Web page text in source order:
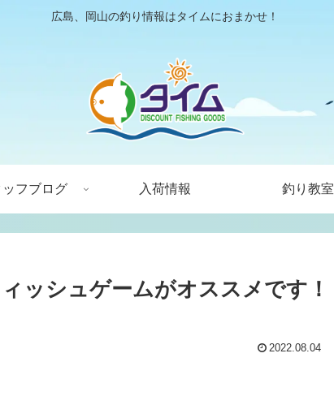
広島、岡山の釣り情報はタイムにおまかせ！
ッフブログ 入荷情報 釣り教室
ッシュゲームがオススメです！
2022.08.04